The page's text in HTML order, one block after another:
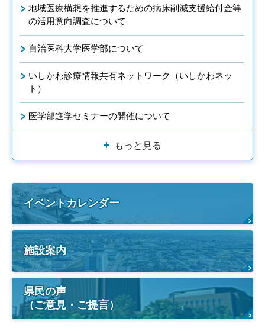
地域医療構想を推進するための病床削減支援給付金等
の活用意向調査について
自治医科大学医学部について
いしかわ診療情報共有ネットワーク（いしかわネッ
ト）
医学部進学セミナーの開催について
もっと見る
イベントカレンダー
施設案内
県民の声
（ご意見・ご提言）